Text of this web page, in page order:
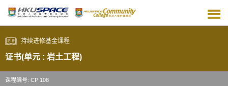
主
内
容
持续进修基金课程
证书(单元 : 岩土工程)
课程编号: CP 108